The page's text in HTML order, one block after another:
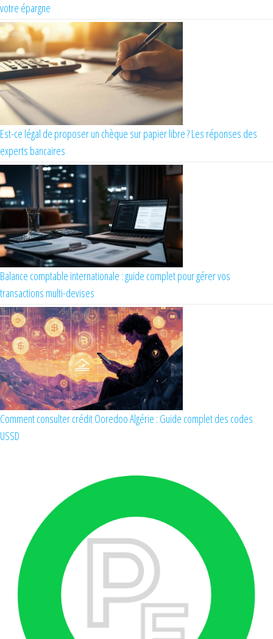
votre épargne
Est-ce légal de proposer un chèque sur papier libre ? Les réponses des
experts bancaires
Balance comptable internationale : guide complet pour gérer vos
transactions multi-devises
Comment consulter crédit Ooredoo Algérie : Guide complet des codes
USSD